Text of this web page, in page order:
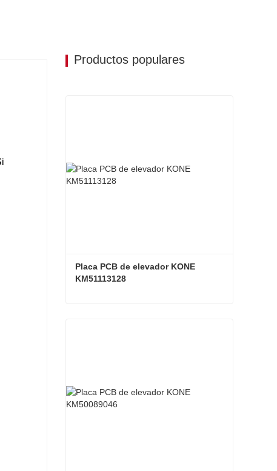
cochecitos de bebé, carritos de
Productos populares
Placa PCB de elevador KONE
KM51113128